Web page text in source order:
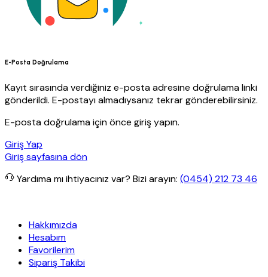
E-Posta Doğrulama
Kayıt sırasında verdiğiniz e-posta adresine doğrulama linki
gönderildi. E-postayı almadıysanız tekrar gönderebilirsiniz.
E-posta doğrulama için önce giriş yapın.
Giriş Yap
Giriş sayfasına dön
Yardıma mı ihtiyacınız var? Bizi arayın: (0454) 212 73 46
Hakkımızda
Hesabım
Favorilerim
Sipariş Takibi